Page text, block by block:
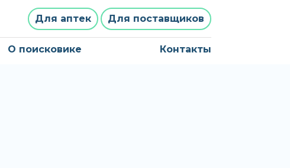
Для аптек Для поставщиков
О поисковике Контакты